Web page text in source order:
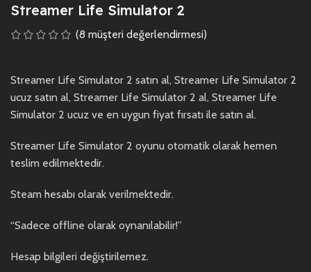
Streamer Life Simulator 2
(8 müşteri değerlendirmesi)
Streamer Life Simulator 2 satın al, Streamer Life Simulator 2
ucuz satın al, Streamer Life Simulator 2 al, Streamer Life
Simulator 2 ucuz ve en uygun fiyat fırsatı ile satın al.
Streamer Life Simulator 2 oyunu otomatik olarak hemen
teslim edilmektedir.
Steam hesabı olarak verilmektedir.
“Sadece offline olarak oynanılabilir!”
Hesap bilgileri değiştirilemez.